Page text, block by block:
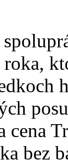
cena
bez